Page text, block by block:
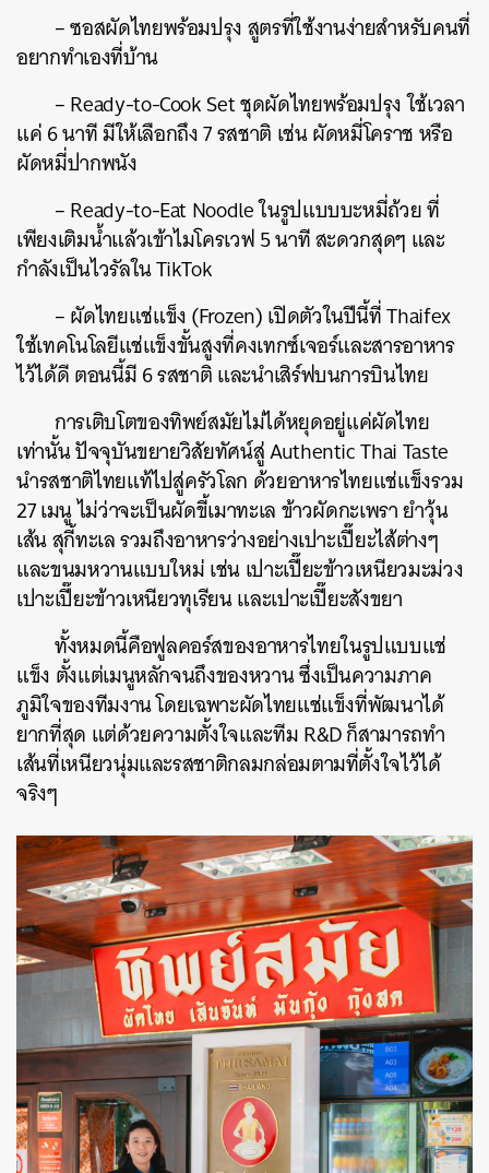
– ซอสผัดไทยพร้อมปรุง สูตรที่ใช้งานง่ายสำหรับคนที่
อยากทำเองที่บ้าน
– Ready-to-Cook Set ชุดผัดไทยพร้อมปรุง ใช้เวลา
แค่ 6 นาที มีให้เลือกถึง 7 รสชาติ เช่น ผัดหมี่โคราช หรือ
ผัดหมี่ปากพนัง
– Ready-to-Eat Noodle ในรูปแบบบะหมี่ถ้วย ที่
เพียงเติมน้ำแล้วเข้าไมโครเวฟ 5 นาที สะดวกสุดๆ และ
กำลังเป็นไวรัลใน TikTok
– ผัดไทยแช่แข็ง (Frozen) เปิดตัวในปีนี้ที่ Thaifex
ใช้เทคโนโลยีแช่แข็งขั้นสูงที่คงเทกซ์เจอร์และสารอาหาร
ไว้ได้ดี ตอนนี้มี 6 รสชาติ และนำเสิร์ฟบนการบินไทย
การเติบโตของทิพย์สมัยไม่ได้หยุดอยู่แค่ผัดไทย
เท่านั้น ปัจจุบันขยายวิสัยทัศน์สู่ Authentic Thai Taste
นำรสชาติไทยแท้ไปสู่ครัวโลก ด้วยอาหารไทยแช่แข็งรวม
27 เมนู ไม่ว่าจะเป็นผัดขี้เมาทะเล ข้าวผัดกะเพรา ยำวุ้น
เส้น สุกี้ทะเล รวมถึงอาหารว่างอย่างเปาะเปี๊ยะไส้ต่างๆ
และขนมหวานแบบใหม่ เช่น เปาะเปี๊ยะข้าวเหนียวมะม่วง
เปาะเปี๊ยะข้าวเหนียวทุเรียน และเปาะเปี๊ยะสังขยา
ทั้งหมดนี้คือฟูลคอร์สของอาหารไทยในรูปแบบแช่
แข็ง ตั้งแต่เมนูหลักจนถึงของหวาน ซึ่งเป็นความภาค
ภูมิใจของทีมงาน โดยเฉพาะผัดไทยแช่แข็งที่พัฒนาได้
ยากที่สุด แต่ด้วยความตั้งใจและทีม R&D ก็สามารถทำ
เส้นที่เหนียวนุ่มและรสชาติกลมกล่อมตามที่ตั้งใจไว้ได้
จริงๆ